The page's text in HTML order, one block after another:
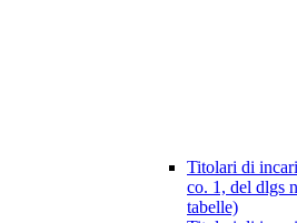
Titolari di
co. 1, del dlgs
tabelle)